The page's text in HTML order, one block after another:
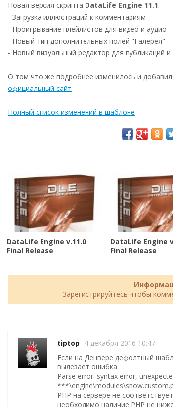
Новая версия скрипта DataLife Engine 11.1.
- Загрузка иллюстраций к комментариям
- Проигрывание плейлистов для видео и аудио
- Новый тип дополнительных полей "Галерея"
- Новый визуальный редактор для публикаций и
О том что же подробнее изменилось и
официальный сайт
Полный список изменений в шаблоне
DataLife Engine v.11.0
Final Release
DataLife Engine
Final Release
Зарегистрируйтесь чтобы
tiptop 4 декабря 2016 10:47
Если на Денвере дефолтный
вылезает ошибка
Parse error: syntax error,
PHP на сервере не
необходимо наличие PHP не